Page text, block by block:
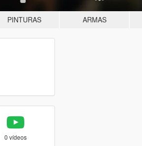
PINTURAS ARMAS
0 vídeos